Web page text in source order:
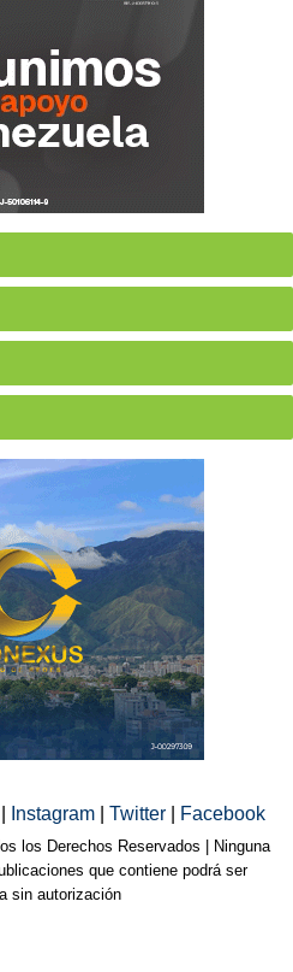
Instagram Twitter Facebook
los Derechos Reservados | Ninguna
que contiene podrá ser
sin autorización